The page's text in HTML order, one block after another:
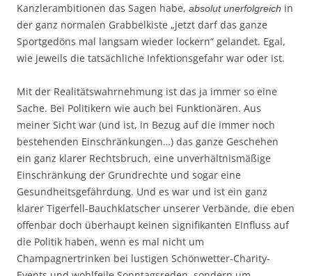
Kanzlerambitionen das Sagen habe, absolut unerfolgreich in
der ganz normalen Grabbelkiste „jetzt darf das ganze
Sportgedöns mal langsam wieder lockern“ gelandet. Egal,
wie jeweils die tatsächliche Infektionsgefahr war oder ist.
Mit der Realitätswahrnehmung ist das ja immer so eine
Sache. Bei Politikern wie auch bei Funktionären. Aus
meiner Sicht war (und ist, in Bezug auf die immer noch
bestehenden Einschränkungen…) das ganze Geschehen
ein ganz klarer Rechtsbruch, eine unverhältnismäßige
Einschränkung der Grundrechte und sogar eine
Gesundheitsgefährdung. Und es war und ist ein ganz
klarer Tigerfell-Bauchklatscher unserer Verbände, die eben
offenbar doch überhaupt keinen signifikanten Einfluss auf
die Politik haben, wenn es mal nicht um
Champagnertrinken bei lustigen Schönwetter-Charity-